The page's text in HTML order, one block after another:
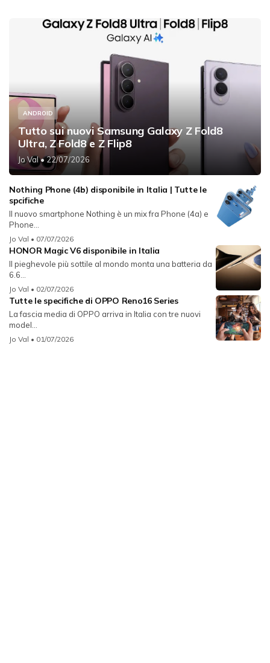
ANDROID
Tutto sui nuovi Samsung Galaxy Z Fold8
Ultra, Z Fold8 e Z Flip8
Jo Val• 22/07/2026
Nothing Phone (4b) disponibile in Italia | Tutte le
spcifiche
Il nuovo smartphone Nothing è un mix fra Phone (4a) e
Phone...
Jo Val • 07/07/2026
HONOR Magic V6 disponibile in Italia
Il pieghevole più sottile al mondo monta una batteria da
6.6...
Jo Val • 02/07/2026
Tutte le specifiche di OPPO Reno16 Series
La fascia media di OPPO arriva in Italia con tre nuovi
model...
Jo Val • 01/07/2026